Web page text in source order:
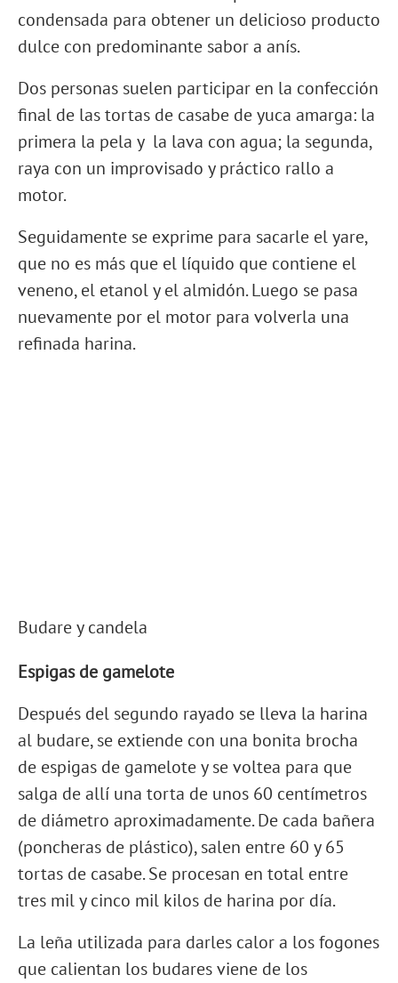
condensada para obtener un delicioso producto
dulce con predominante sabor a anís.
Dos personas suelen participar en la confección
final de las tortas de casabe de yuca amarga: la
primera la pela y la lava con agua; la segunda,
raya con un improvisado y práctico rallo a
motor.
Seguidamente se exprime para sacarle el yare,
que no es más que el líquido que contiene el
veneno, el etanol y el almidón. Luego se pasa
nuevamente por el motor para volverla una
refinada harina.
Budare y candela
Espigas de gamelote
Después del segundo rayado se lleva la harina
al budare, se extiende con una bonita brocha
de espigas de gamelote y se voltea para que
salga de allí una torta de unos 60 centímetros
de diámetro aproximadamente. De cada bañera
(poncheras de plástico), salen entre 60 y 65
tortas de casabe. Se procesan en total entre
tres mil y cinco mil kilos de harina por día.
La leña utilizada para darles calor a los fogones
que calientan los budares viene de los